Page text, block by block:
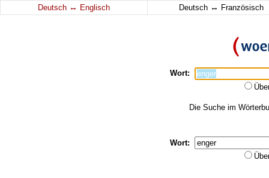
Deutsch ↔ Englisch Deutsch ↔ Französisch
Wort:
Die Suche im
Wort: